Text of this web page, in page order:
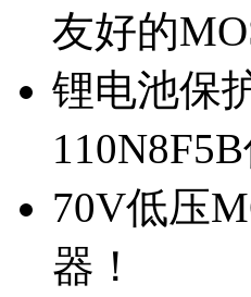
友好的
锂电池保
70V低压
器！